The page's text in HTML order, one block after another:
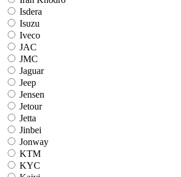
Isdera
Isuzu
Iveco
JAC
JMC
Jaguar
Jeep
Jensen
Jetour
Jetta
Jinbei
Jonway
KTM
KYC